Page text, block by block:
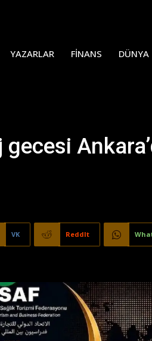
YAZARLAR FINANS DÜNYA
gecesi
VK ReddIt